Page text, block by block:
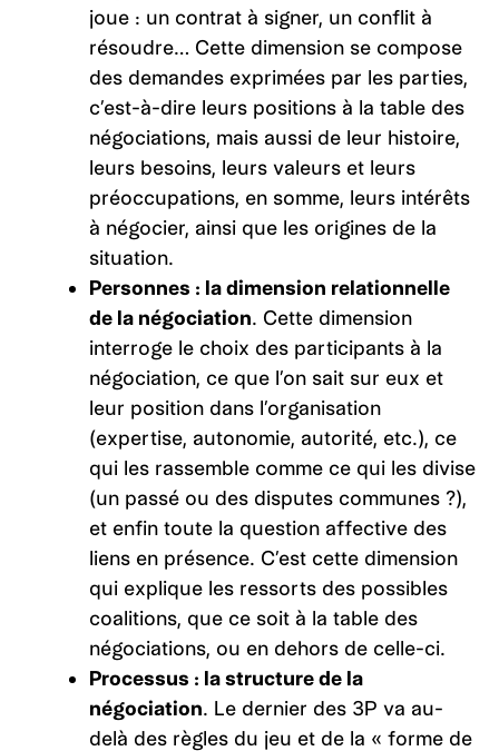
joue : un contrat à signer, un conflit à
résoudre… Cette dimension se compose
des demandes exprimées par les parties,
c’est-à-dire leurs positions à la table des
négociations, mais aussi de leur histoire,
leurs besoins, leurs valeurs et leurs
préoccupations, en somme, leurs intérêts
à négocier, ainsi que les origines de la
situation.
Personnes : la dimension relationnelle
de la négociation. Cette dimension
interroge le choix des participants à la
négociation, ce que l’on sait sur eux et
leur position dans l’organisation
(expertise, autonomie, autorité, etc.), ce
qui les rassemble comme ce qui les divise
(un passé ou des disputes communes ?),
et enfin toute la question affective des
liens en présence. C’est cette dimension
qui explique les ressorts des possibles
coalitions, que ce soit à la table des
négociations, ou en dehors de celle-ci.
Processus : la structure de la
négociation. Le dernier des 3P va au-
delà des règles du jeu et de la « forme de